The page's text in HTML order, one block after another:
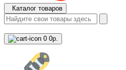
Каталог товаров
0 0р.